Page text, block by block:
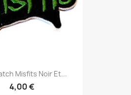
Misfits Noir Et...
4,00 €